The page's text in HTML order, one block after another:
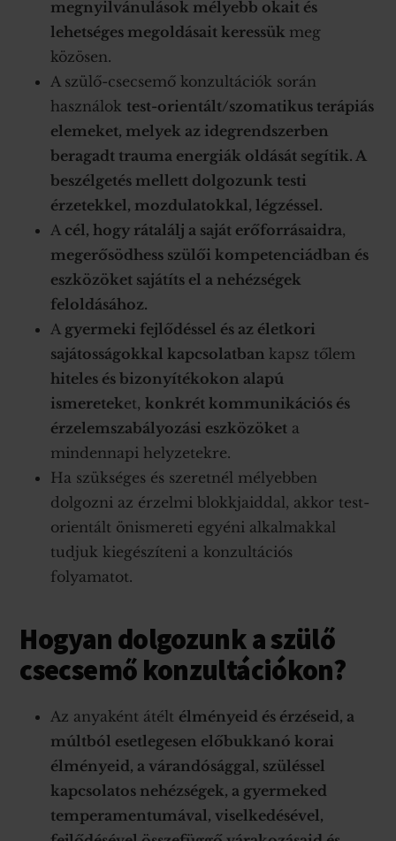
megnyilvánulások mélyebb okait és
lehetséges megoldásait keressük meg
közösen.
A szülő-csecsemő konzultációk során
használok test-orientált/szomatikus terápiás
elemeket, melyek az idegrendszerben
beragadt trauma energiák oldását segítik. A
beszélgetés mellett dolgozunk testi
érzetekkel, mozdulatokkal, légzéssel.
A cél, hogy rátalálj a saját erőforrásaidra,
megerősödhess szülői kompetenciádban és
eszközöket sajátíts el a nehézségek
feloldásához.
A gyermeki fejlődéssel és az életkori
sajátosságokkal kapcsolatbankapsz tőlem
hiteles és bizonyítékokon alapú
ismereteket,konkrét kommunikációs és
érzelemszabályozási eszközöket a
mindennapi helyzetekre.
Ha szükséges és szeretnél mélyebben
dolgozni az érzelmi blokkjaiddal, akkor test-
orientált önismereti egyéni alkalmakkal
tudjuk kiegészíteni a konzultációs
folyamatot.
Hogyan dolgozunk a szülő
csecsemő konzultációkon?
Az anyaként átélt élményeid és érzéseid, a
múltból esetlegesen előbukkanó korai
élményeid, a várandósággal, szüléssel
kapcsolatos nehézségek, a gyermeked
temperamentumával, viselkedésével,